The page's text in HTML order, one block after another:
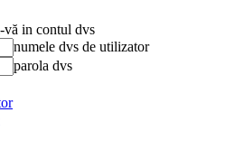
in contul dvs
numele dvs de utilizator
parola dvs